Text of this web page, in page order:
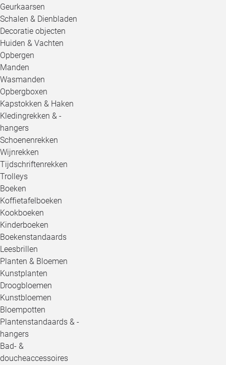
Geurkaarsen
Schalen & Dienbladen
Decoratie objecten
Huiden & Vachten
Opbergen
Manden
Wasmanden
Opbergboxen
Kapstokken & Haken
Kledingrekken & -
hangers
Schoenenrekken
Wijnrekken
Tijdschriftenrekken
Trolleys
Boeken
Koffietafelboeken
Kookboeken
Kinderboeken
Boekenstandaards
Leesbrillen
Planten & Bloemen
Kunstplanten
Droogbloemen
Kunstbloemen
Bloempotten
Plantenstandaards & -
hangers
Bad- &
doucheaccessoires